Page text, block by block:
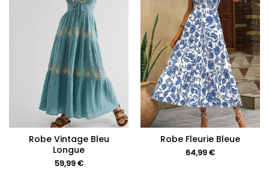
Robe Vintage Bleu
Longue
59,99€
Robe Fleurie Bleue
64,99€